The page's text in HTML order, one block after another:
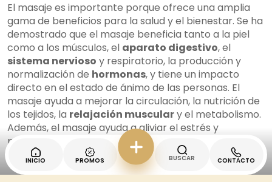
El masaje es importante porque ofrece una amplia
gama de beneficios para la salud y el bienestar. Se ha
demostrado que el masaje beneficia tanto a la piel
como a los músculos, el aparato digestivo, el
sistema nervioso y respiratorio, la producción y
normalización de hormonas, y tiene un impacto
directo en el estado de ánimo de las personas. El
masaje ayuda a mejorar la circulación, la nutrición de
los tejidos, la relajación musculary el metabolismo.
Además, el masaje ayuda a aliviar el estrés y
promueve una sensación de bienestar y relajación
profunda.
INICIO PROMOS BUSCAR CONTACTO